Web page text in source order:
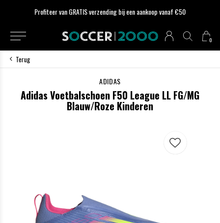
0
Profiteer van GRATIS verzending bij een aankoop vanaf €50
Terug
ADIDAS
Adidas Voetbalschoen F50 League LL FG/MG
Blauw/Roze Kinderen